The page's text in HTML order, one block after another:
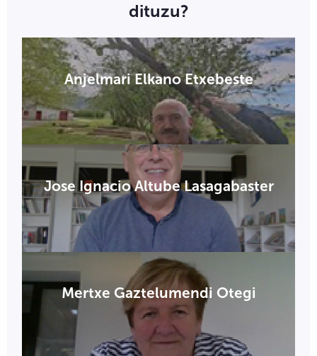
dituzu?
Anjelmari Elkano Etxebeste
Jose Ignacio Altube Lasagabaster
Mertxe Gaztelumendi Otegi